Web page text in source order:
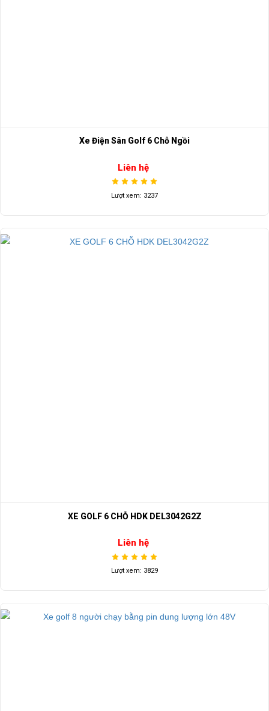
Xe Điện Sân Golf 6 Chỗ Ngồi
Liên hệ
Lượt xem: 3237
XE GOLF 6 CHỖ HDK DEL3042G2Z
Liên hệ
Lượt xem: 3829